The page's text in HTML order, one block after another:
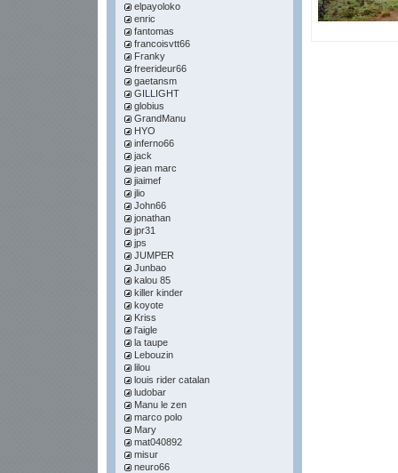
elpayoloko
enric
fantomas
francoisvtt66
Franky
freerideur66
gaetansm
GILLIGHT
globius
GrandManu
HYO
inferno66
jack
jean marc
jiaimef
jlio
John66
jonathan
jpr31
jps
JUMPER
Junbao
kalou 85
killer kinder
koyote
Kriss
l'aigle
la taupe
Lebouzin
lilou
louis rider catalan
ludobar
Manu le zen
marco polo
Mary
mat040892
misur
neuro66